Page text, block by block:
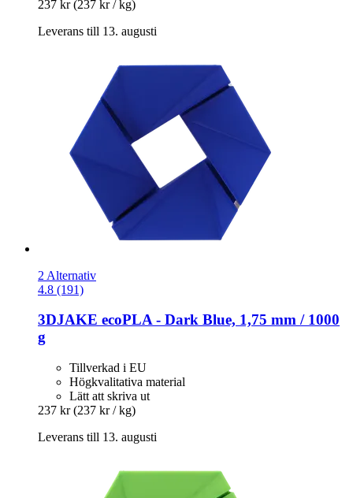
237 kr (237 kr / kg)
Leverans till 13. augusti
2 Alternativ
4.8 (191)
3DJAKE ecoPLA -​ Dark Blue, 1,75 mm / 1000
g
Tillverkad i EU
Högkvalitativa material
Lätt att skriva ut
237 kr (237 kr / kg)
Leverans till 13. augusti